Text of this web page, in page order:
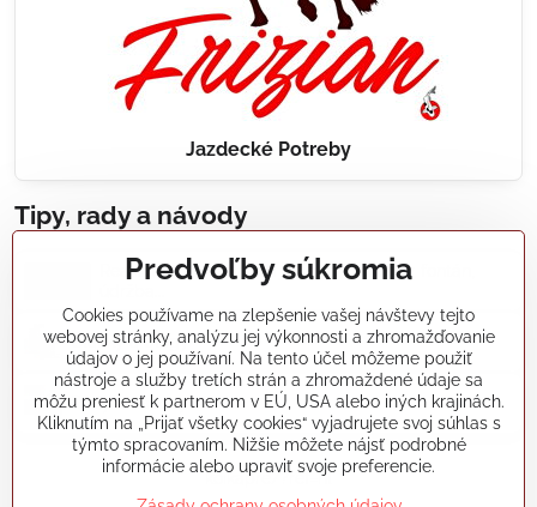
Jazdecké Potreby
Tipy, rady a návody
Realizácie záhradných jazierok, bazénov, fontán,
Články a blogy
Rady a návody
koikapre/?ref=hl
Predvoľby súkromia
Cookies používame na zlepšenie vašej návštevy tejto
webovej stránky, analýzu jej výkonnosti a zhromažďovanie
údajov o jej používaní. Na tento účel môžeme použiť
nástroje a služby tretích strán a zhromaždené údaje sa
môžu preniesť k partnerom v EÚ, USA alebo iných krajinách.
Kliknutím na „Prijať všetky cookies“ vyjadrujete svoj súhlas s
týmto spracovaním. Nižšie môžete nájsť podrobné
informácie alebo upraviť svoje preferencie.